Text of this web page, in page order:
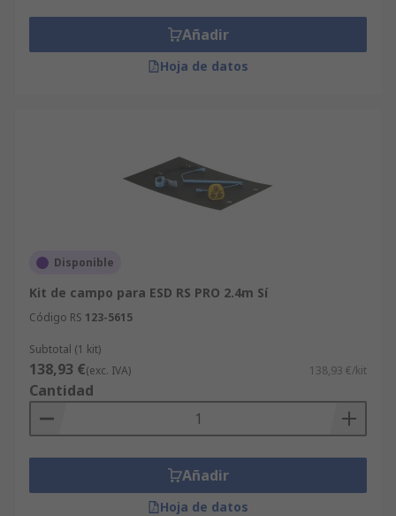
Añadir
Hoja de datos
Disponible
Kit de campo para ESD RS PRO 2.4m Sí
Código RS 123-5615
Subtotal (1 kit)
138,93 €(exc. IVA) 138,93 €/kit
Cantidad
Añadir
Hoja de datos